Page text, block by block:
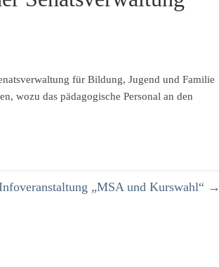
für Bildung, Jugend und Familie
wozu das pädagogische Personal an den
„MSA und Kurswahl“ →